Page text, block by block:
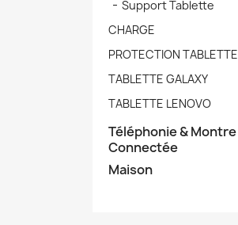
Support Tablette
CHARGE
PROTECTION TABLETTE
TABLETTE GALAXY
TABLETTE LENOVO
Téléphonie & Montre
Connectée
Maison